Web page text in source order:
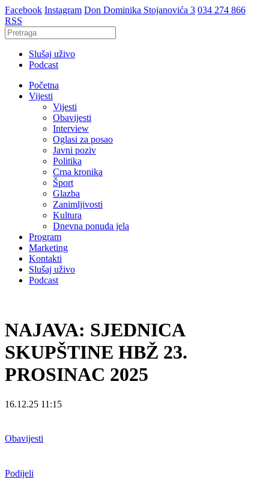
Facebook Instagram Don Dominika Stojanovića 3 034 274 866
RSS
Slušaj uživo
Podcast
Početna
Vijesti
Vijesti
Obavijesti
Interview
Oglasi za posao
Javni poziv
Politika
Crna kronika
Šport
Glazba
Zanimljivosti
Kultura
Dnevna ponuda jela
Program
Marketing
Kontakti
Slušaj uživo
Podcast
NAJAVA: SJEDNICA
SKUPŠTINE HBŽ 23.
PROSINAC 2025
16.12.25 11:15
Obavijesti
Podijeli